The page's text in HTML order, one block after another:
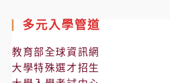
多元入學管道
教育部全球資訊網
大學特殊選才招生